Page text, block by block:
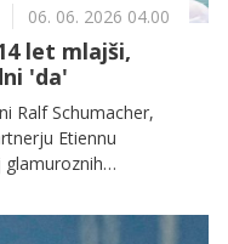
06. 06. 2026 04.00
let mlajši,
'da'
Ralf Schumacher,
Etiennu
glamuroznih